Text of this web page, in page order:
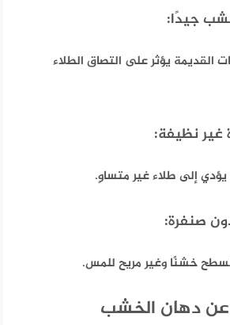
القديمة يؤثر على التصاق الطلاء
يؤدي إلى طلاء غير متساوٍ.
خشنًا وغير مريح للمس.
دهان الخشب